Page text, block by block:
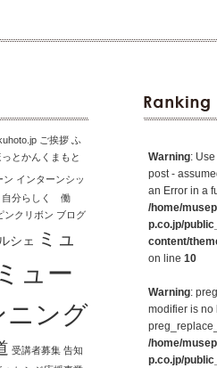
ご挨拶 ふ
とかんくまもと
ン インターンシッ
自分らしく 働
ンクリボン ブログ
シェ
ミュ
ミュー
ニング
受講者募集 告知
Warning:
post -
an Error in a
/home/
p.co.jp/
content/
on line 10
Warning:
modifier is no
/home/
p.co.jp/